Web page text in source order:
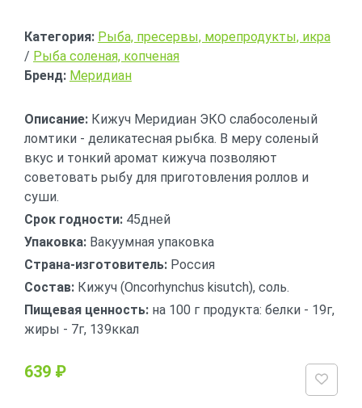
Категория: Рыба, пресервы, морепродукты, икра
/ Рыба соленая, копченая
Бренд: Меридиан
Описание: Кижуч Меридиан ЭКО слабосоленый
ломтики - деликатесная рыбка. В меру соленый
вкус и тонкий аромат кижуча позволяют
советовать рыбу для приготовления роллов и
суши.
Срок годности: 45дней
Упаковка: Вакуумная упаковка
Страна-изготовитель: Россия
Состав: Кижуч (Oncorhynchus kisutch), соль.
Пищевая ценность: на 100 г продукта: белки - 19г,
жиры - 7г, 139ккал
639 ₽